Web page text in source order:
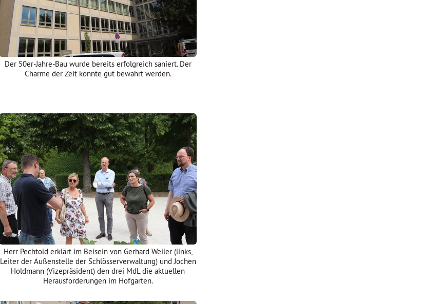
Der 50er-Jahre-Bau wurde bereits erfolgreich saniert. Der
Charme der Zeit konnte gut bewahrt werden.
Herr Pechtold erklärt im Beisein von Gerhard Weiler (links,
Leiter der Außenstelle der Schlösserverwaltung) und Jochen
Holdmann (Vizepräsident) den drei MdL die aktuellen
Herausforderungen im Hofgarten.